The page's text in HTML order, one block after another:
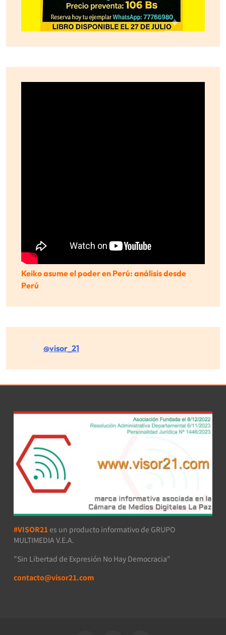
Keiko asume el poder en Perú: análisis desde
Perú
@visor_21
#VISOR21 es un producto informativo de GRUPO
MULTIMEDIA V.E.A.
"Sin Libertad de Expresión No Hay Democracia"
contacto@visor21.com